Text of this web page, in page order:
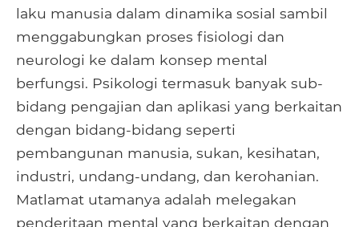
laku manusia dalam dinamika sosial sambil
menggabungkan proses fisiologi dan
neurologi ke dalam konsep mental
berfungsi. Psikologi termasuk banyak sub-
bidang pengajian dan aplikasi yang berkaitan
dengan bidang-bidang seperti
pembangunan manusia, sukan, kesihatan,
industri, undang-undang, dan kerohanian.
Matlamat utamanya adalah melegakan
penderitaan mental yang berkaitan dengan